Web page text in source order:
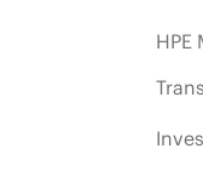
HPE